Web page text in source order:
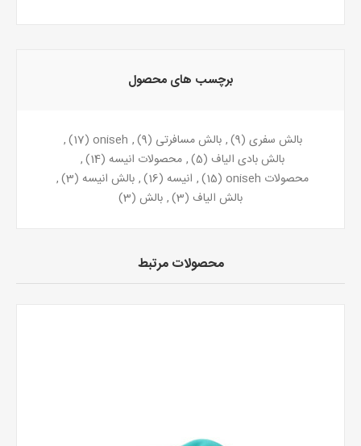
برچسب های محصول
بالش سفری (9)
, بالش مسافرتی (9)
,
oniseh
(17)
,
بالش بادی الیاف (5)
, محصولات انیسه (14)
,
محصولات oniseh
(15)
, انیسه (16)
, بالش انیسه (3)
,
بالش الیاف (3)
, بالش (3)
محصولات مرتبط